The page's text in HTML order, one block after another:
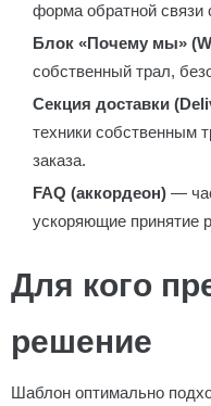
форма обратной связи
Блок «Почему мы»
собственный трал,
Секция доставки
техники собственным
заказа.
FAQ (аккордеон) —
ускоряющие принятие
Для кого
решение
Шаблон оптимально